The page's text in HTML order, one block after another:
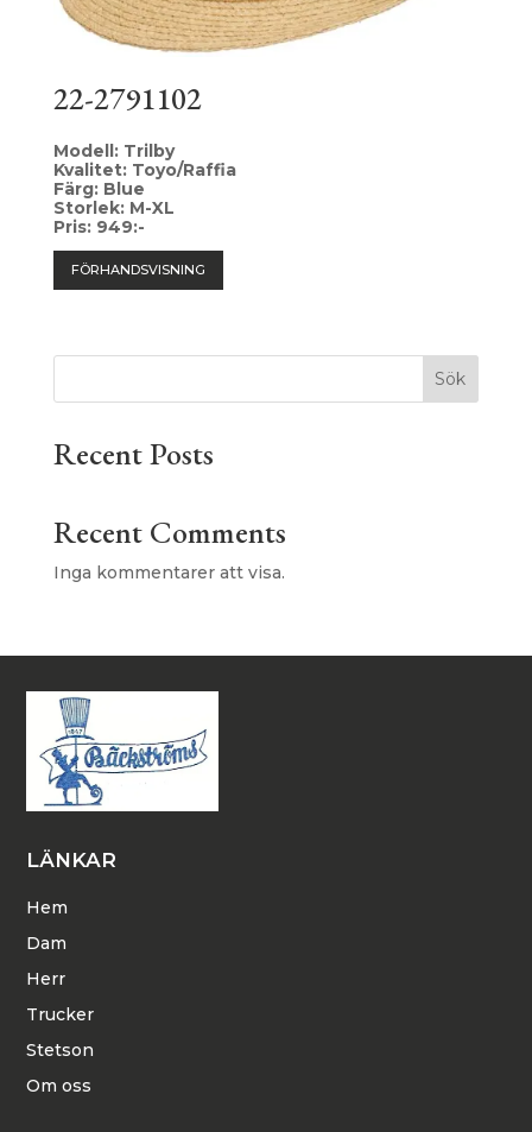
22-2791102
Modell: Trilby
Kvalitet: Toyo/Raffia
Färg: Blue
Storlek: M-XL
Pris: 949:-
FÖRHANDSVISNING
Sök
Recent Posts
Recent Comments
Inga kommentarer att visa.
LÄNKAR
Hem
Dam
Herr
Trucker
Stetson
Om oss